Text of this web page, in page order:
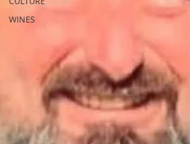
WINES